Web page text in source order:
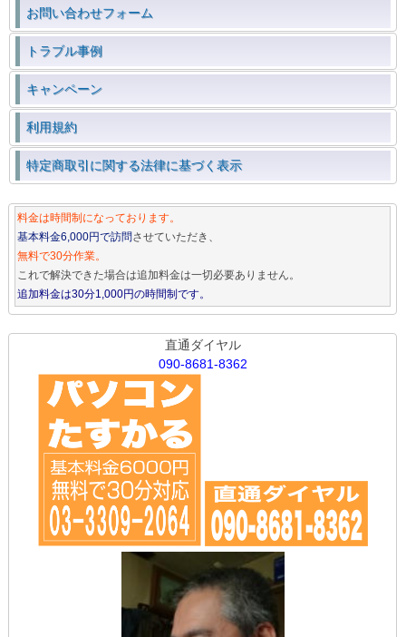
お問い合わせフォーム
トラブル事例
キャンペーン
利用規約
特定商取引に関する法律に基づく表示
料金は時間制になっております。
基本料金6,000円で訪問させていただき、
無料で30分作業。
これで解決できた場合は追加料金は一切必要ありません。
追加料金は30分1,000円の時間制です。
直通ダイヤル
090-8681-8362